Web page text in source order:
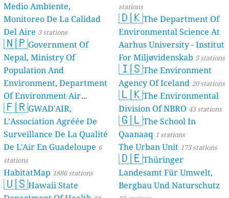
Medio Ambiente,
Monitoreo De La Calidad
Del Aire 3 stations
🇳🇵Government Of
Nepal, Ministry Of
Population And
Environment, Department
Of Environment Air
Quality Monitoring
stations
🇫🇷GWAD'AIR,
L’Association Agréée De
Surveillance De La Qualité
De L'Air En Guadeloupe 6
stations
HabitatMap 1886 stations
🇺🇸Hawaii State
stations
🇩🇰The Department Of
Environmental Science At
Aarhus University - Institut
For Miljøvidenskab 5 stations
🇮🇸The Environment
Agency Of Iceland 20 stations
🇱🇰The Environmental
Division Of NBRO 43 stations
🇬🇱The School In
Qaanaaq 1 stations
The Urban Unit 173 stations
🇩🇪Thüringer
Landesamt Für Umwelt,
Bergbau Und Naturschutz